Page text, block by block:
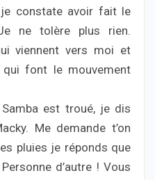
constate avoir fait le
ne tolère plus rien.
viennent vers moi et
qui font le mouvement
est troué, je dis
Me demande t’on
pluies je réponds que
d’autre ! Vous